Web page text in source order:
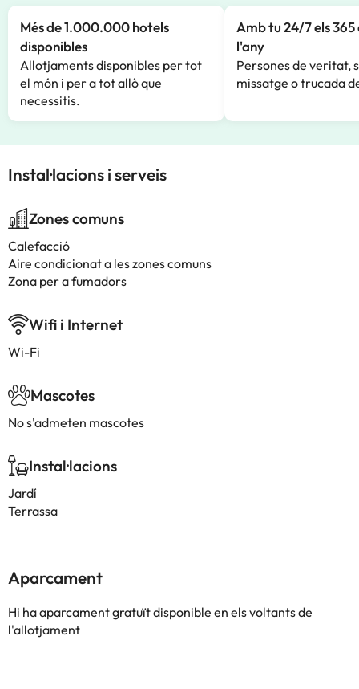
Més de 1.000.000 hotels
disponibles
Allotjaments disponibles per tot
el món i per a tot allò que
necessitis.
Amb tu 24/7 els 365
l'any
Persones de veritat,
missatge o trucada
Instal·lacions i serveis
Zones comuns
Calefacció
Aire condicionat a les zones comuns
Zona per a fumadors
Wifi i Internet
Wi-Fi
Mascotes
No s'admeten mascotes
Instal·lacions
Jardí
Terrassa
Aparcament
Hi ha aparcament gratuït disponible en els voltants de
l'allotjament